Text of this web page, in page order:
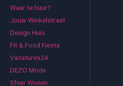
Waar te huur?
Jouw Winkelstraat
Design Huis
Fit & Food Fiesta
Vacatures24
DEZO Mode
Sfeer Wonen